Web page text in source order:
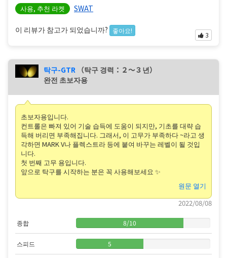
사용, 추천 라켓 SWAT
이 리뷰가 참고가 되었습니까? 좋아요!
3
탁구-GTR
（탁구 경력：２〜３년）
완전 초보자용
초보자용입니다.
컨트롤은 빠져 있어 기술 습득에 도움이 되지만, 기초를 대략 습
득해 버리면 부족해집니다. 그래서, 이 고무가 부족하다 ~라고 생
각하면 MARK V나 플렉스트라 등에 붙여 바꾸는 레벨이 될 것입
니다.
첫 번째 고무 용입니다.
앞으로 탁구를 시작하는 분은 꼭 사용해보세요 ✨
원문 열기
2022/08/08
종합 8/10
스피드 5